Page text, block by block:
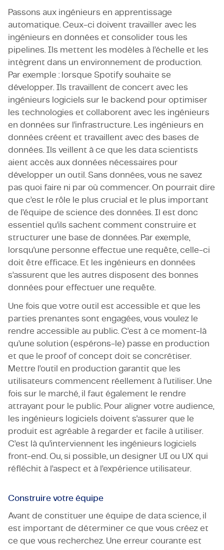
Passons aux ingénieurs en apprentissage
automatique. Ceux-ci doivent travailler avec les
ingénieurs en données et consolider tous les
pipelines. Ils mettent les modèles à l’échelle et les
intègrent dans un environnement de production.
Par exemple : lorsque Spotify souhaite se
développer. Ils travaillent de concert avec les
ingénieurs logiciels sur le backend pour optimiser
les technologies et collaborent avec les ingénieurs
en données sur l’infrastructure. Les ingénieurs en
données créent et travaillent avec des bases de
données. Ils veillent à ce que les data scientists
aient accès aux données nécessaires pour
développer un outil. Sans données, vous ne savez
pas quoi faire ni par où commencer. On pourrait dire
que c’est le rôle le plus crucial et le plus important
de l’équipe de science des données. Il est donc
essentiel qu’ils sachent comment construire et
structurer une base de données. Par exemple,
lorsqu'une personne effectue une requête, celle-ci
doit être efficace. Et les ingénieurs en données
s’assurent que les autres disposent des bonnes
données pour effectuer une requête.
Une fois que votre outil est accessible et que les
parties prenantes sont engagées, vous voulez le
rendre accessible au public. C’est à ce moment-là
qu’une solution (espérons-le) passe en production
et que le proof of concept doit se concrétiser.
Mettre l’outil en production garantit que les
utilisateurs commencent réellement à l’utiliser. Une
fois sur le marché, il faut également le rendre
attrayant pour le public. Pour aligner votre audience,
les ingénieurs logiciels doivent s'assurer que le
produit est agréable à regarder et facile à utiliser.
C’est là qu’interviennent les ingénieurs logiciels
front-end. Ou, si possible, un designer UI ou UX qui
réfléchit à l’aspect et à l’expérience utilisateur.
Construire votre équipe
Avant de constituer une équipe de data science, il
est important de déterminer ce que vous créez et
ce que vous recherchez. Une erreur courante est